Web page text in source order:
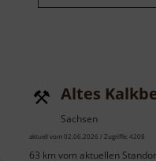
Altes
Sachsen
aktuell vom 02.06.2026 / Zugriffe: 4208
63 km vom aktuellen